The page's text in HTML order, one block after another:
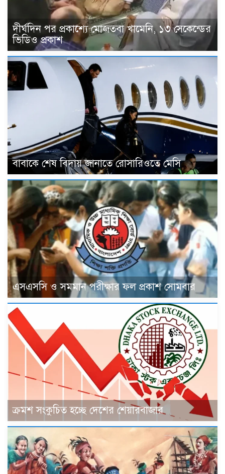
দীর্ঘদিন পর প্রকাশ্যে মোজতবা খামেনি, ১৩ সেকেন্ডের
ভিডিও প্রকাশ
বাবাকে শেষ বিদায় জানাতে রোসারিওতে মেসি
এসএসসি ও সমমান পরীক্ষার ফল প্রকাশ সোমবার
ক্রমশ সংকুচিত হচ্ছে দেশের শেয়ারবাজার